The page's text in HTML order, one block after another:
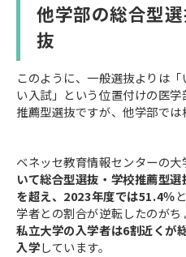
他学部の総合型
抜
このように、一般選抜よりは
い入試」という位置付けの医
推薦型選抜ですが、他学部では
ベネッセ教育情報センターの大
いて総合型選抜・学校推薦型
を超え、2023年度では51.4％
学者との割合が逆転したのが
私立大学の入学者は6割近くが
入学しています。